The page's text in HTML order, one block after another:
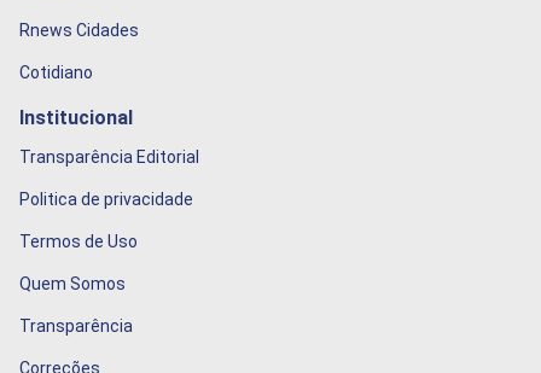
Rnews Cidades
Cotidiano
Institucional
Transparência Editorial
Politica de privacidade
Termos de Uso
Quem Somos
Transparência
Correções